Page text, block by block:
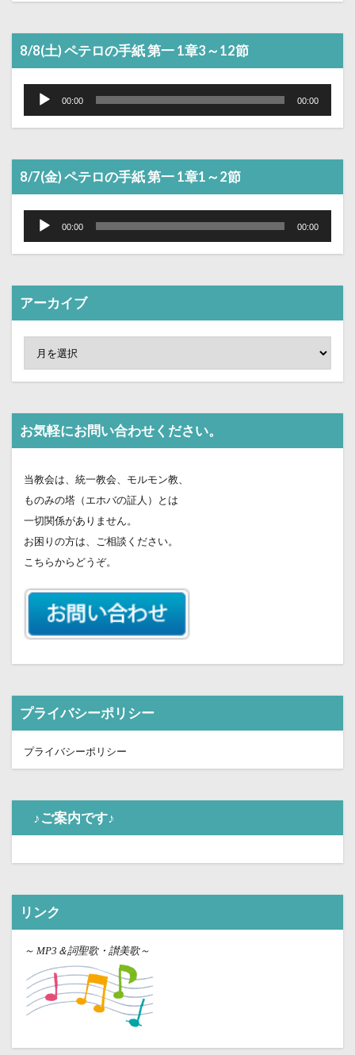
8/8(土) ペテロの手紙 第一 1章3～12節
音
レ
ー
00:00 00:00
8/7(金) ペテロの手紙 第一 1章1～2節
音
レ
ー
00:00 00:00
アーカイブ
お気軽にお問い合わせください。
当教会は、統一教会、モルモン教、
ものみの塔（エホバの証人）とは
一切関係がありません。
お困りの方は、ご相談ください。
こちらからどうぞ。
プライバシーポリシー
プライバシーポリシー
♪ご案内です♪
リンク
～ MP3＆詞聖歌・讃美歌～